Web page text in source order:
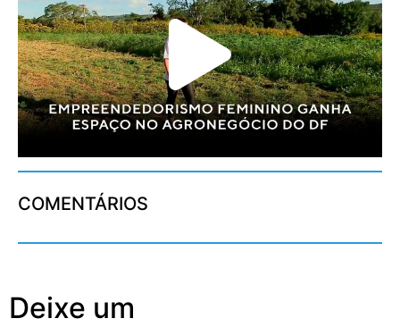
COMENTÁRIOS
Deixe um